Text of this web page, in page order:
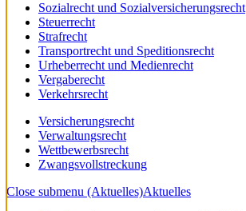
Sozialrecht und Sozialversicherungsrecht
Steuerrecht
Strafrecht
Transportrecht und Speditionsrecht
Urheberrecht und Medienrecht
Vergaberecht
Verkehrsrecht
Versicherungsrecht
Verwaltungsrecht
Wettbewerbsrecht
Zwangsvollstreckung
Close submenu (Aktuelles)Aktuelles